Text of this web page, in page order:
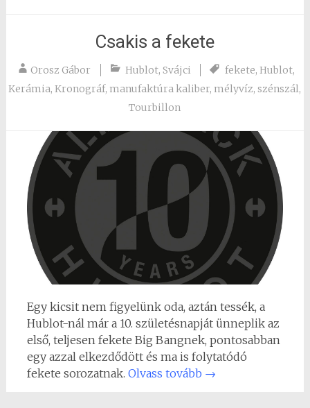
Csakis a fekete
Orosz Gábor Hublot, Svájci fekete, Hublot,
Kerámia,Kronográf, manufaktúra kaliber, mélyvíz,szénszál,
Tourbillon
Egy kicsit nem figyelünk oda, aztán tessék, a
Hublot-nál már a 10. születésnapját ünneplik az
első, teljesen fekete Big Bangnek, pontosabban
egy azzal elkezdődött és ma is folytatódó
fekete sorozatnak. Olvass tovább →